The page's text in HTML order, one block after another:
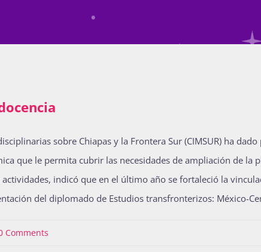
sobre Chiapas y la Frontera Sur (CIMSUR) ha
que le permita cubrir las necesidades de ampliación de
indicó que en el último año se fortaleció la
del diplomado de Estudios transfronterizos: México-
Comments